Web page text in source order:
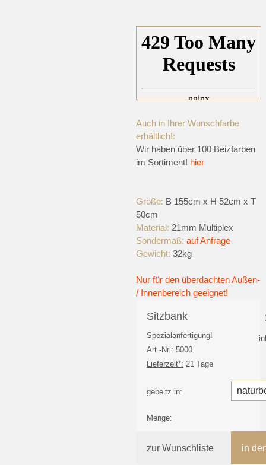
Auch in Ihrer Wunschfarbe
erhältlich!:
Wir haben über 100 Beizfarben
im Sortiment! hier
Größe: B 155cm x H 52cm x T
50cm
Material: 21mm Multiplex
Sondermaß: auf Anfrage
Gewicht: 32kg
Nur für den überdachten Außen-
/ Innenbereich geeignet!
Sitzbank
Spezialanfertigung!
Art.-Nr.: 5000
Lieferzeit*: 21 Tage
gebeitz in:
Menge:
zur Wunschliste in